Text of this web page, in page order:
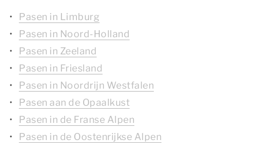
Pasen in Limburg
Pasen in Noord-Holland
Pasen in Zeeland
Pasen in Friesland
Pasen in Noordrijn Westfalen
Pasen aan de Opaalkust
Pasen in de Franse Alpen
Pasen in de Oostenrijkse Alpen